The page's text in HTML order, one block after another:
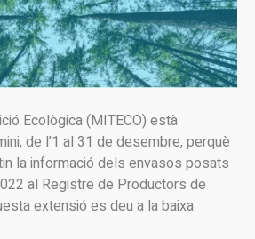
Ecològica (MITECO) està
de l’1 al 31 de desembre, perquè
la informació dels envasos posats
al Registre de Productors de
extensió es deu a la baixa